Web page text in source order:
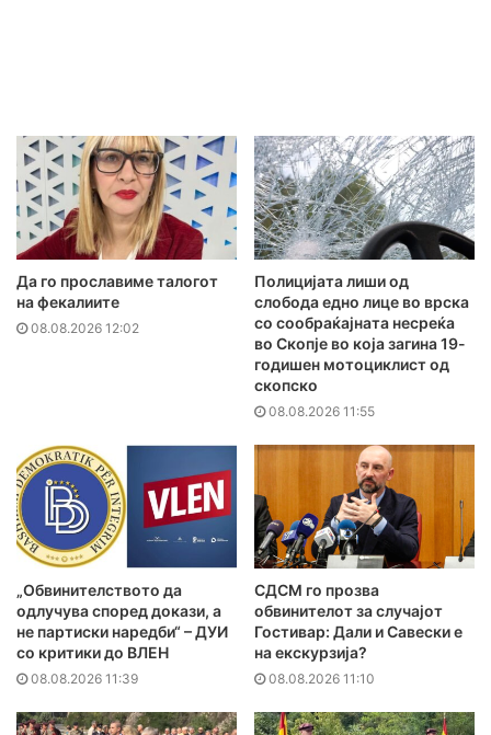
Да го прославиме талогот
на фекалиите
08.08.2026 12:02
Полицијата лиши од
слобода едно лице во врска
со сообраќајната несреќа
во Скопје во која загина 19-
годишен мотоциклист од
скопско
08.08.2026 11:55
„Обвинителството да
одлучува според докази, а
не партиски наредби“ – ДУИ
со критики до ВЛЕН
08.08.2026 11:39
СДСМ го прозва
обвинителот за случајот
Гостивар: Дали и Савески е
на екскурзија?
08.08.2026 11:10